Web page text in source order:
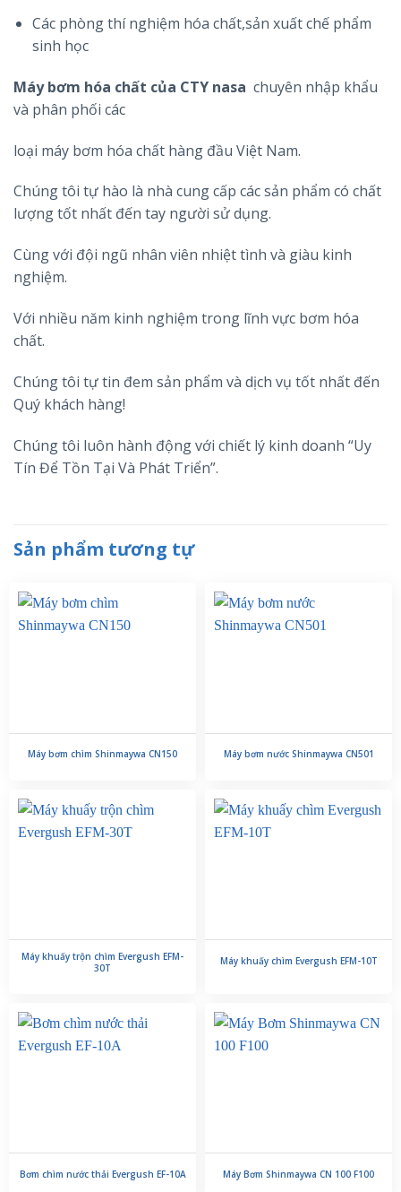
Các phòng thí nghiệm hóa chất,sản xuất chế phẩm
sinh học
Máy bơm hóa chất của CTY nasa chuyên nhập khẩu
và phân phối các
loại máy bơm hóa chất hàng đầu Việt Nam.
Chúng tôi tự hào là nhà cung cấp các sản phẩm có chất
lượng tốt nhất đến tay người sử dụng.
Cùng với đội ngũ nhân viên nhiệt tình và giàu kinh
nghiệm.
Với nhiều năm kinh nghiệm trong lĩnh vực bơm hóa
chất.
Chúng tôi tự tin đem sản phẩm và dịch vụ tốt nhất đến
Quý khách hàng!
Chúng tôi luôn hành động với chiết lý kinh doanh “Uy
Tín Để Tồn Tại Và Phát Triển”.
Sản phẩm tương tự
Máy bơm chìm Shinmaywa CN150 Máy bơm nước Shinmaywa CN501
Máy khuấy trộn chìm Evergush EFM-
30T
Máy khuấy chìm Evergush EFM-10T
Bơm chìm nước thải Evergush EF-10A Máy Bơm Shinmaywa CN 100 F100